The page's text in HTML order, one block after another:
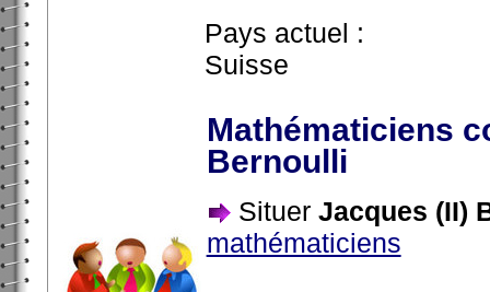
Pays actuel :
Suisse
Mathématiciens
Bernoulli
Situer Jacques (II)
mathématiciens